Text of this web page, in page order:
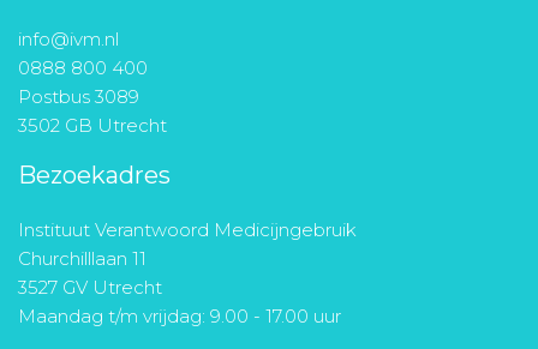
info@ivm.nl
0888 800 400
Postbus 3089
3502 GB Utrecht
Bezoekadres
Instituut Verantwoord Medicijngebruik
Churchilllaan 11
3527 GV Utrecht
Maandag t/m vrijdag: 9.00 - 17.00 uur